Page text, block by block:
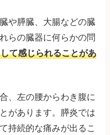
や膵臓、大腸などの臓
らの臓器に何らかの問
て感じられることがあ
、左の腰からわき腹に
があります。膵炎では
持続的な痛みが出るこ